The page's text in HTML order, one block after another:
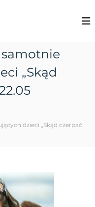
„Skąd
dzieci „Skąd czerpać